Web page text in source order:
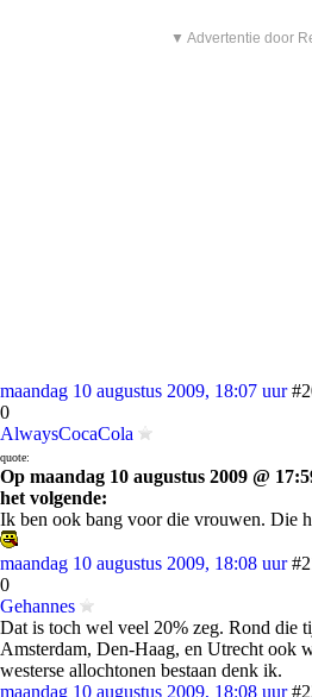
▼ Advertentie door
maandag 10 augustus 2009, 18:07 uur
0
AlwaysCocaCola
quote:
Op maandag 10 augustus 2009 @
het volgende:
Ik ben ook bang voor die vrouwen. Die
maandag 10 augustus 2009, 18:08 uur
0
Gehannes
Dat is toch wel veel 20% zeg. Rond die
Amsterdam, Den-Haag, en Utrecht ook
westerse allochtonen bestaan denk ik.
maandag 10 augustus 2009, 18:08 uur